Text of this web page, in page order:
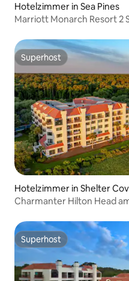
Hotelzimmer in Sea Pines
Marriott Monarch Resort 2
Superhost
Superhost
Hotelzimmer in Shelter
Charmanter Hilton Head
Superhost
Superhost